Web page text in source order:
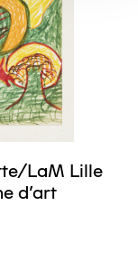
LaM Lille
d’art